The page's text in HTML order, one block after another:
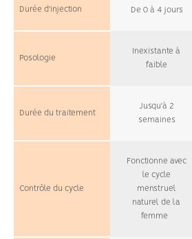
Durée d'injection De 0 à 4 jours
Posologie
Inexistante à
faible
Durée du traitement
Jusqu'à 2
semaines
Contrôle du cycle
Fonctionne avec
le cycle
menstruel
naturel de la
femme